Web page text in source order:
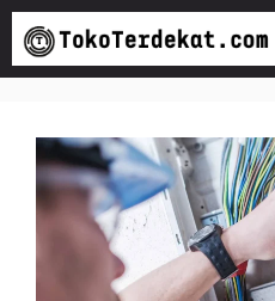
Langsung
isi